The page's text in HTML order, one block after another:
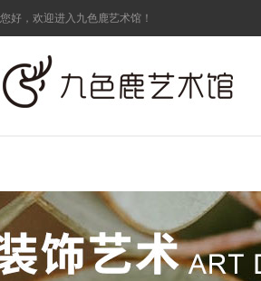
您好，欢迎进入九色鹿艺术馆！